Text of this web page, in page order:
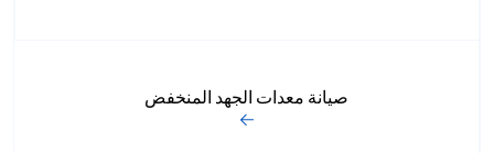
صيانة معدات الجهد المنخفض